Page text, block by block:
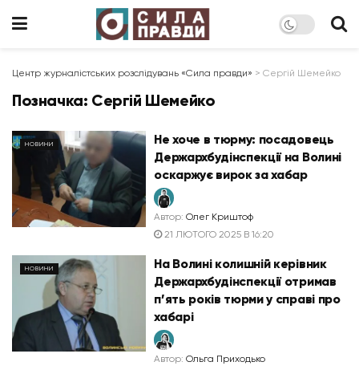
Центр журналістських розслідувань «Сила правди» > Сергій Шемейко
Позначка: Сергій Шемейко
НОВИНИ
Не хоче в тюрму: посадовець
Держархбудінспекції на Волині
оскаржує вирок за хабар
Автор: Олег Криштоф
21 ЛЮТОГО 2025 В 16:20
НОВИНИ
На Волині колишній керівник
Держархбудінспекції отримав
п’ять років тюрми у справі про
хабарі
Автор: Ольга Приходько